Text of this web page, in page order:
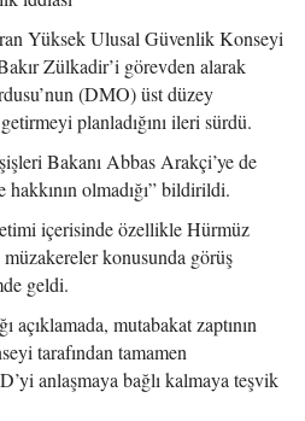
Yüksek Ulusal Güvenlik Konseyi
Zülkadir’i görevden alarak
(DMO) üst düzey
planladığını ileri sürdü.
Bakanı Abbas Arakçi’ye de
olmadığı” bildirildi.
içerisinde özellikle Hürmüz
konusunda görüş
geldi.
açıklamada, mutabakat zaptının
tarafından tamamen
anlaşmaya bağlı kalmaya teşvik